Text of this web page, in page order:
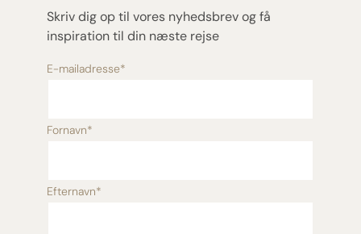
Skriv dig op til vores nyhedsbrev og få
inspiration til din næste rejse
E-mailadresse*
Fornavn*
Efternavn*